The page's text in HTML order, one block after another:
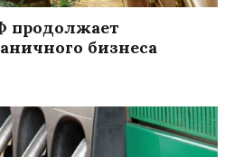
продолжает
бизнеса